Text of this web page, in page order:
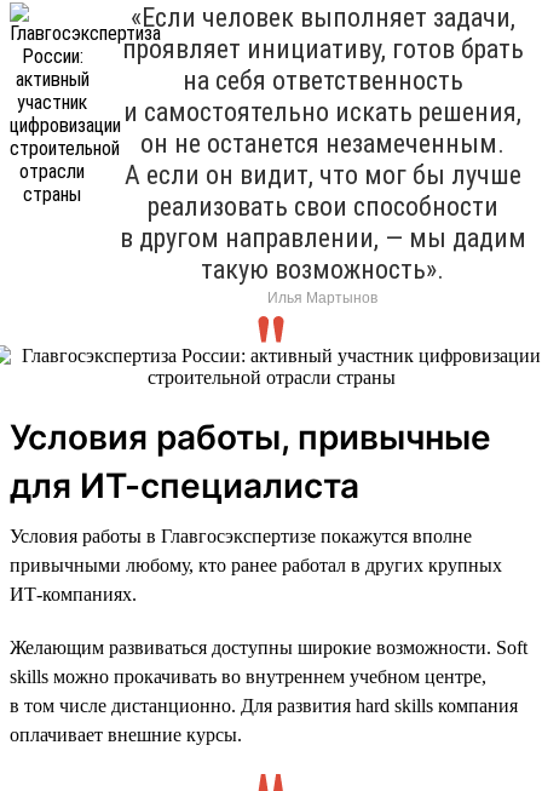
«Если человек выполняет задачи,
проявляет инициативу, готов брать
на себя ответственность
и самостоятельно искать решения,
он не останется незамеченным.
А если он видит, что мог бы лучше
реализовать свои способности
в другом направлении, — мы дадим
такую возможность».
Илья Мартынов
Условия работы, привычные
для ИТ-специалиста
Условия работы в Главгосэкспертизе покажутся вполне
привычными любому, кто ранее работал в других крупных
ИТ-компаниях.
Желающим развиваться доступны широкие возможности. Soft
skills можно прокачивать во внутреннем учебном центре,
в том числе дистанционно. Для развития hard skills компания
оплачивает внешние курсы.